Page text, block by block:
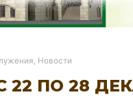
, Новости
22 ПО 28